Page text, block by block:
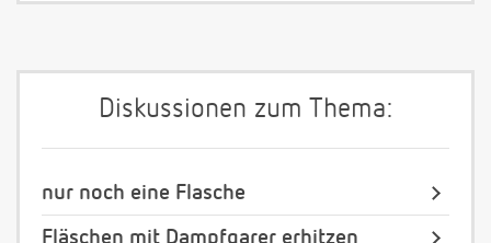
Diskussionen zum Thema:
nur noch eine Flasche
Fläschen mit Dampfgarer erhitzen